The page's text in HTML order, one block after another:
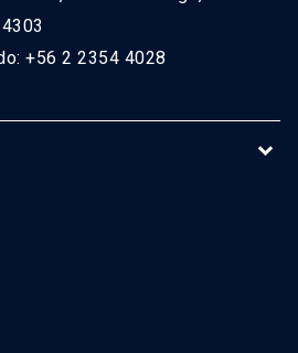
+56 2 2354 4028